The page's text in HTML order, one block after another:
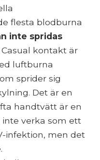
flesta blodburna
inte spridas
Casual kontakt är
luftburna
sprider sig
Det är en
handtvätt är en
inte verka som ett
infektion, men det